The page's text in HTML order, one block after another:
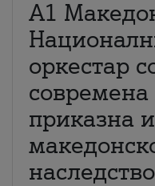
А1
оркестар
приказна
наследство